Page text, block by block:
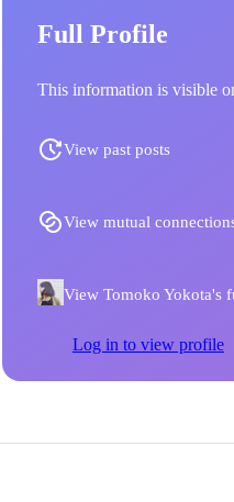
Full Profile
This information is visible
View past posts
View mutual
View Tomoko Yokota's
Log in to view profile